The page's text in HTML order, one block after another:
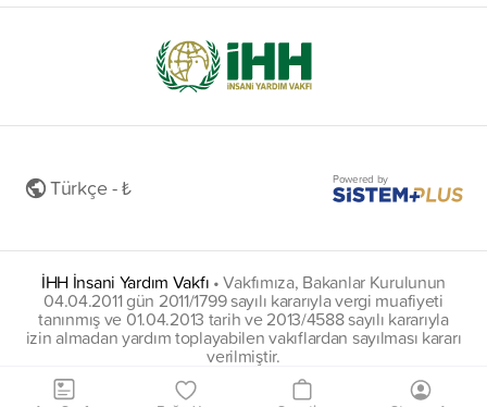
Türkçe - ₺ Powered by
İHH İnsani Yardım Vakfı •Vakfımıza, Bakanlar Kurulunun
04.04.2011 gün 2011/1799 sayılı kararıyla vergi muafiyeti
tanınmış ve 01.04.2013 tarih ve 2013/4588 sayılı kararıyla
izin almadan yardım toplayabilen vakıflardan sayılması kararı
verilmiştir.
insani@hs01.kep.tr